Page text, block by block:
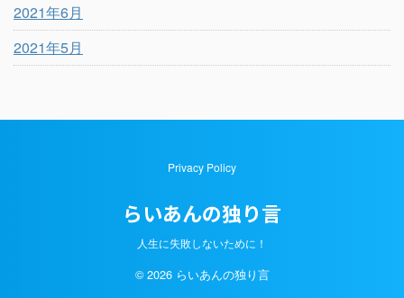
2021年6月
2021年5月
Privacy Policy
らいあんの独り言
人生に失敗しないために！
© 2026 らいあんの独り言